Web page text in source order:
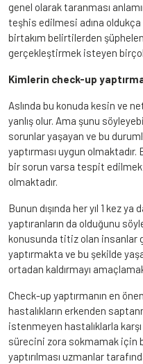
genel olarak taranması
teşhis edilmesi adına
birtakım belirtilerden
gerçekleştirmek isteyen
Kimlerin check-up
Aslında bu konuda kesin ve
yanlış olur. Ama şunu
sorunlar yaşayan ve bu
yaptırması uygun
bir sorun varsa tespit
olmaktadır.
Bunun dışında her yıl 1 kez
yaptıranların da olduğunu
konusunda titiz olan insanlar
yaptırmakta ve bu şekilde
ortadan kaldırmayı
Check-up yaptırmanın en
hastalıkların erkenden
istenmeyen hastalıklarla
sürecini zora sokmamak için
yaptırılması uzmanlar